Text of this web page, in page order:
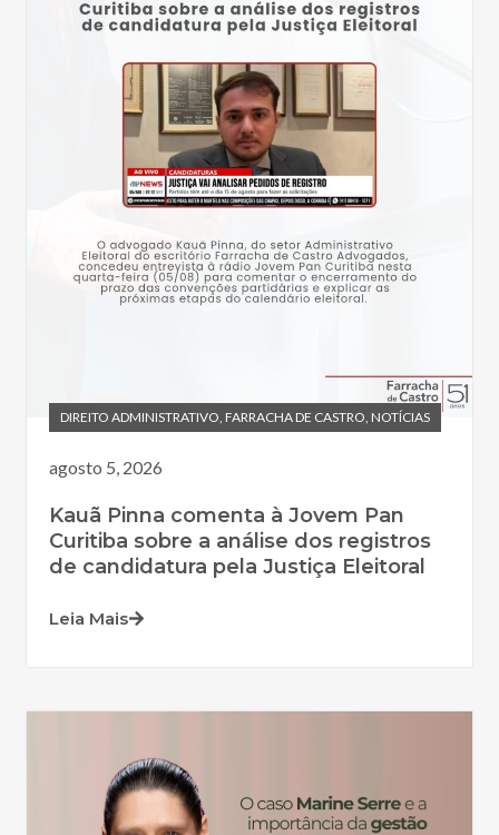
DIREITO ADMINISTRATIVO, FARRACHA DE CASTRO, NOTÍCIAS
agosto 5, 2026
Kauã Pinna comenta à Jovem Pan
Curitiba sobre a análise dos registros
de candidatura pela Justiça Eleitoral
Leia Mais